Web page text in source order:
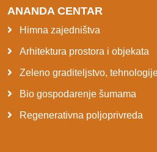
ANANDA CENTAR
Himna zajedništva
Arhitektura prostora i objekata
Zeleno graditeljstvo,
Bio gospodarenje šumama
Regenerativna poljoprivreda